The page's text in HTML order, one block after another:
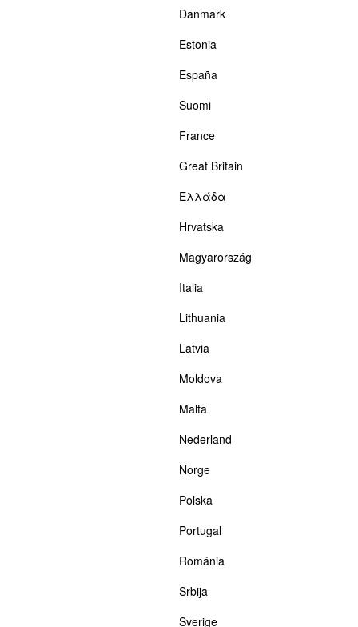
Danmark
Estonia
España
Suomi
France
Great Britain
Ελλάδα
Hrvatska
Magyarország
Italia
Lithuania
Latvia
Moldova
Malta
Nederland
Norge
Polska
Portugal
România
Srbija
Sverige